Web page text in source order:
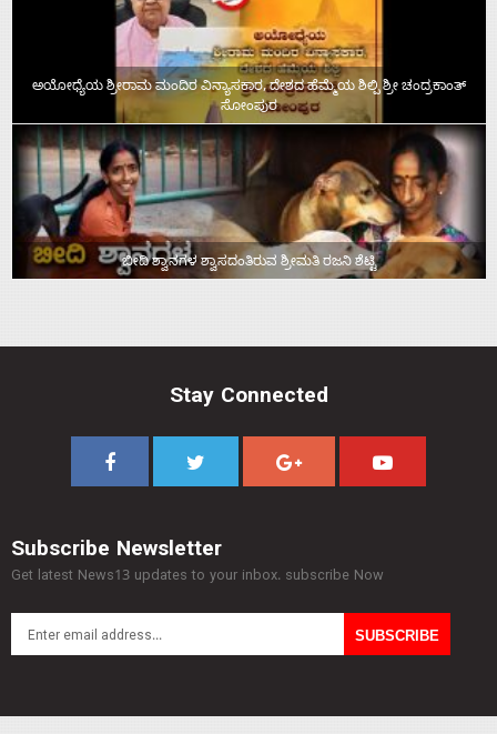
ಅಯೋಧ್ಯೆಯ ಶ್ರೀರಾಮ ಮಂದಿರ ವಿನ್ಯಾಸಕಾರ, ದೇಶದ ಹೆಮ್ಮೆಯ ಶಿಲ್ಪಿ ಶ್ರೀ ಚಂದ್ರಕಾಂತ್‌
ಸೋಂಪುರ
ಬೀದಿ ಶ್ವಾನಗಳ ಶ್ವಾಸದಂತಿರುವ ಶ್ರೀಮತಿ ರಜನಿ ಶೆಟ್ಟಿ
Stay Connected
Subscribe Newsletter
Get latest News13 updates to your inbox. subscribe Now